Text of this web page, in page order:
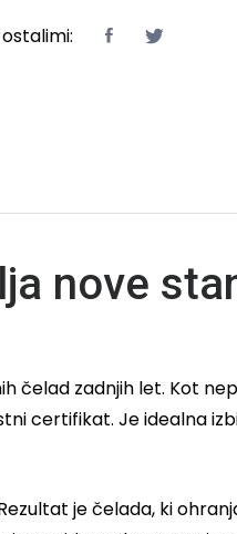
nove
zadnjih let. Kot
certifikat. Je idealna
je čelada, ki